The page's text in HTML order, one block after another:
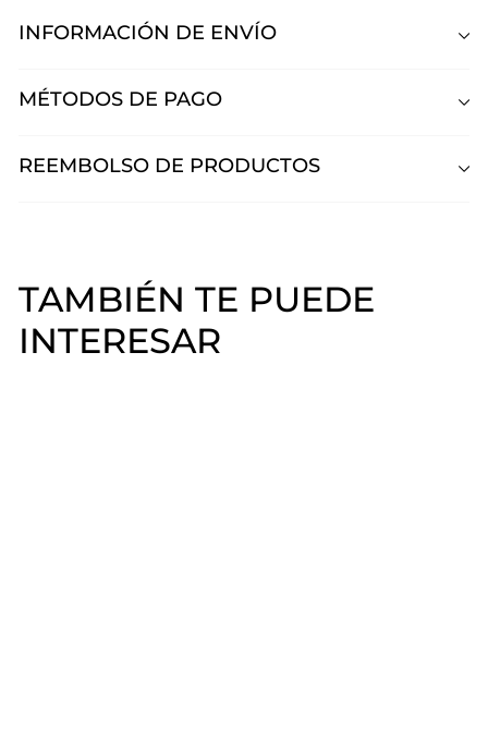
INFORMACIÓN DE ENVÍO
MÉTODOS DE PAGO
REEMBOLSO DE PRODUCTOS
TAMBIÉN TE PUEDE
INTERESAR